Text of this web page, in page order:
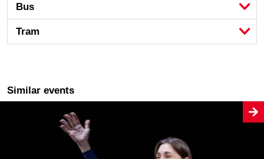
Bus
Tram
Similar events